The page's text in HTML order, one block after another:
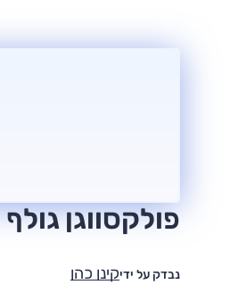
פולקסווגן גולף 2001 חוות דעת
נבדק על ידיקינן כהן